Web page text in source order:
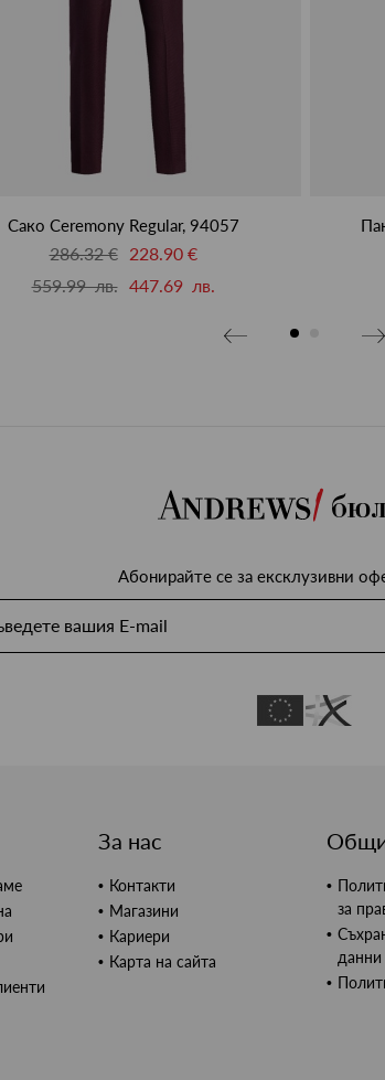
Сако Ceremony Regular, 94057
286.32 €
228.90 €
559.99 лв. 447.69 лв.
Абонирайте се за ексклузивни
За нас
Контакти
Магазини
Кариери
Карта на сайта
Общи
за
данни